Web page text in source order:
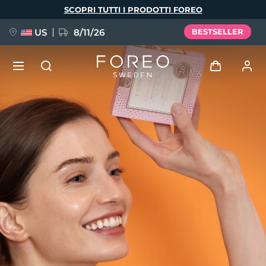
SCOPRI TUTTI I PRODOTTI FOREO
US 8/11/26 BESTSELLER
Profilo utente
I miei dispositivi
I miei ordini
I miei indirizzi
I miei abbonamenti
NUOVO
FAQ™ Pure Beauty-Tech Elixir
BREAKING NEWS
issa™ Teeth Whitening Set
Lingua
English Deutsch
Español
Français
Italiano
Português
Polski
Svenska
Türkçe
简体中文